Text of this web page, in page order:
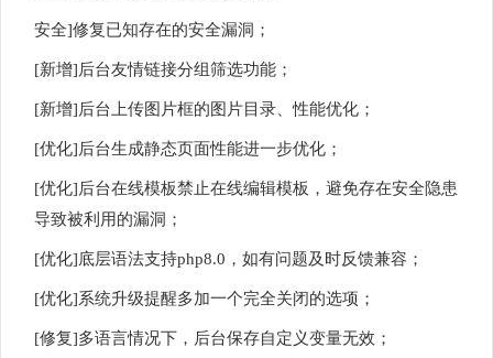
安全]修复已知存在的安全漏洞；
[新增]后台友情链接分组筛选功能；
[新增]后台上传图片框的图片目录、性能优化；
[优化]后台生成静态页面性能进一步优化；
[优化]后台在线模板禁止在线编辑模板，避免存在安全隐患
导致被利用的漏洞；
[优化]底层语法支持php8.0，如有问题及时反馈兼容；
[优化]系统升级提醒多加一个完全关闭的选项；
[修复]多语言情况下，后台保存自定义变量无效；